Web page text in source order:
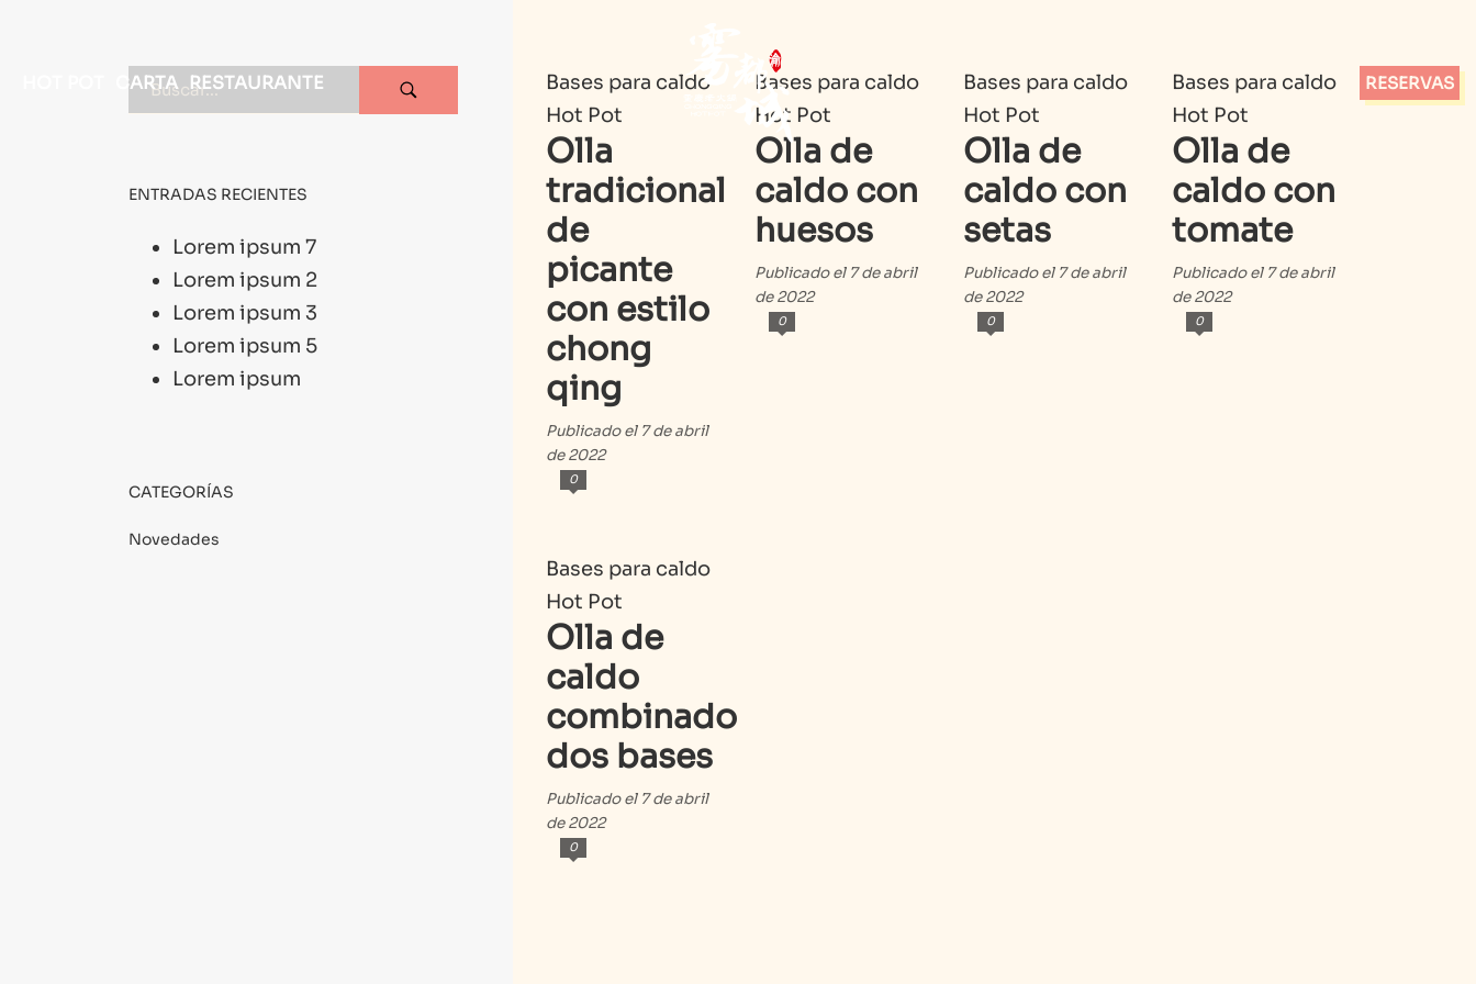
CARTA RESTAURANTE RESERVAS
Bases para caldo
Hot Pot
Olla
tradicional
de
picante
con estilo
chong
qing
Publicado el 7 de abril
de 2022
0
Bases para caldo
Hot Pot
Olla de
caldo con
huesos
Publicado el 7 de abril
de 2022
0
Bases para caldo
Hot Pot
Olla de
caldo con
setas
Publicado el 7 de abril
de 2022
0
Bases para caldo
Hot Pot
Olla de
caldo con
tomate
Publicado el 7 de abril
de 2022
0
Bases para caldo
Hot Pot
Olla de
caldo
combinado
dos bases
Publicado el 7 de abril
de 2022
0
ENTRADAS RECIENTES
Lorem ipsum 7
Lorem ipsum 2
Lorem ipsum 3
Lorem ipsum 5
Lorem ipsum
CATEGORÍAS
Novedades